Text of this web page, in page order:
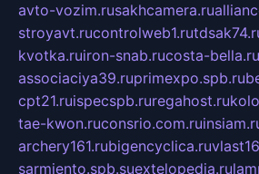
avto-vozim.rusakhcamera.ru
stroyavt.rucontrolweb1.ru
kvotka.ruiron-snab.rucosta-bella.ru
associaciya39.ruprimexpo.spb.ru
cpt21.ruispecspb.ruregahost.ru
tae-kwon.ruconsrio.com.ru
archery161.rubigencyclica.ru
sarmiento.spb.suextelopedia.ru